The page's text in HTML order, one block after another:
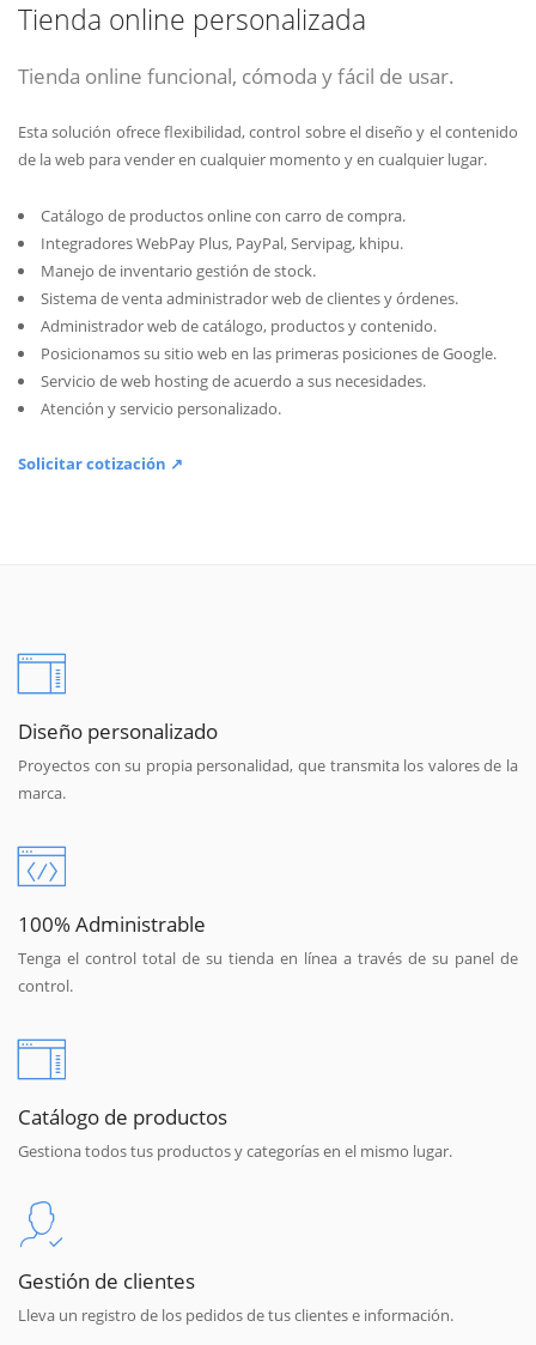
Tienda online personalizada
Tienda online funcional, cómoda y fácil de usar.
Esta solución ofrece flexibilidad, control sobre el diseño y el contenido
de la web para vender en cualquier momento y en cualquier lugar.
Catálogo de productos online con carro de compra.
Integradores WebPay Plus, PayPal, Servipag, khipu.
Manejo de inventario gestión de stock.
Sistema de venta administrador web de clientes y órdenes.
Administrador web de catálogo, productos y contenido.
Posicionamos su sitio web en las primeras posiciones de Google.
Servicio de web hosting de acuerdo a sus necesidades.
Atención y servicio personalizado.
Solicitar cotización ↗
Diseño personalizado
Proyectos con su propia personalidad, que transmita los valores de la
marca.
100% Administrable
Tenga el control total de su tienda en línea a través de su panel de
control.
Catálogo de productos
Gestiona todos tus productos y categorías en el mismo lugar.
Gestión de clientes
Lleva un registro de los pedidos de tus clientes e información.